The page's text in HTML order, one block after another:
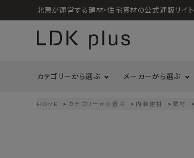
北恵が運営する建材・住宅資材の公式通販サイト
カテゴリーから選ぶ メーカーから選ぶ
HOME カテゴリーから選ぶ 内装建材 壁材